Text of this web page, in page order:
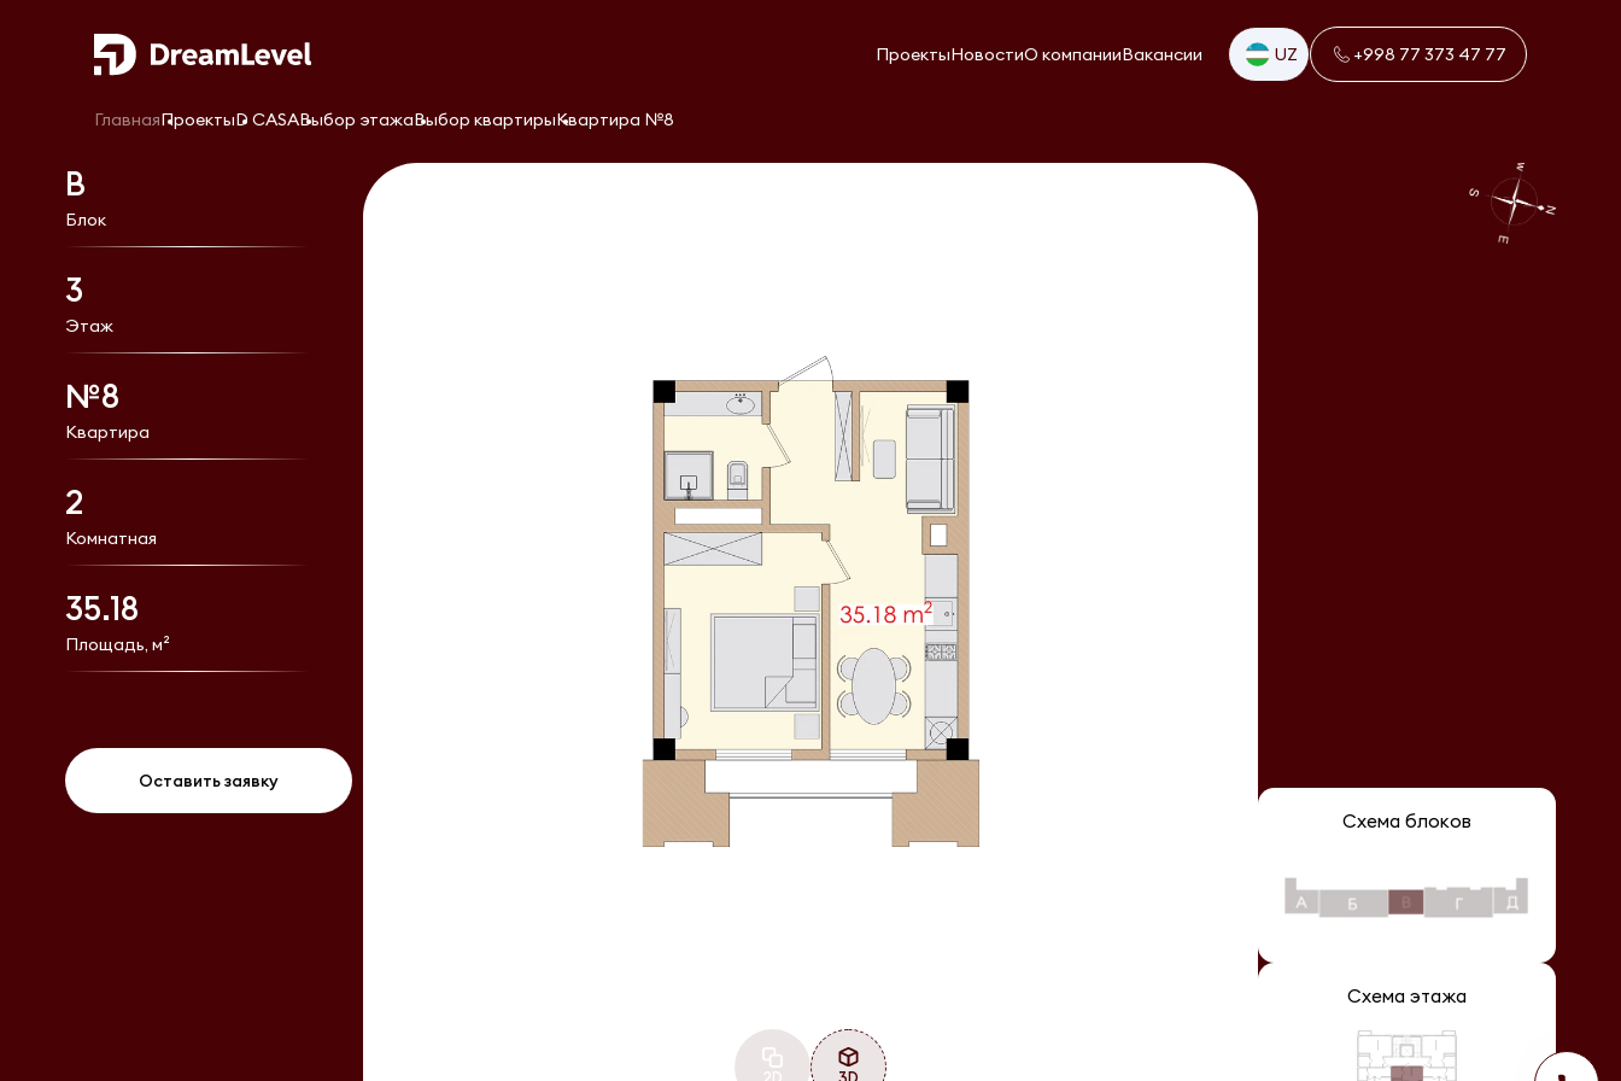
ПроектыНовостиО компанииВакансии UZ +998 77 373 47 77
ГлавнаяПроектыD CASAВыбор этажаВыбор квартирыКвартира №8
В
Блок
3
Этаж
№8
Квартира
2
Комнатная
35.18
Площадь, м²
Оставить заявку
2D 3D
Схема блоков
Схема этажа